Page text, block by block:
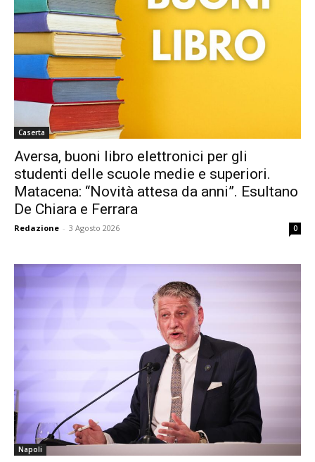
Caserta
Aversa, buoni libro elettronici per gli
studenti delle scuole medie e superiori.
Matacena: “Novità attesa da anni”. Esultano
De Chiara e Ferrara
Redazione - 3 Agosto 2026 0
Napoli